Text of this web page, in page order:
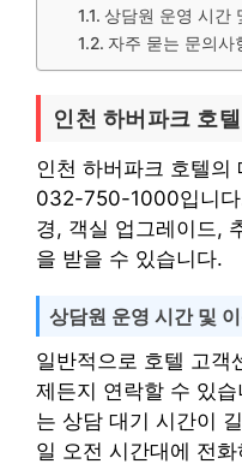
상담원 운영 시간
자주 묻는 문의사
인천 하버파크 호
인천 하버파크 호텔의
032-750-1000입니다
경, 객실 업그레이드,
을 받을 수 있습니다.
상담원 운영 시간 및
일반적으로 호텔 고객
제든지 연락할 수 있
는 상담 대기 시간이
일 오전 시간대에 전